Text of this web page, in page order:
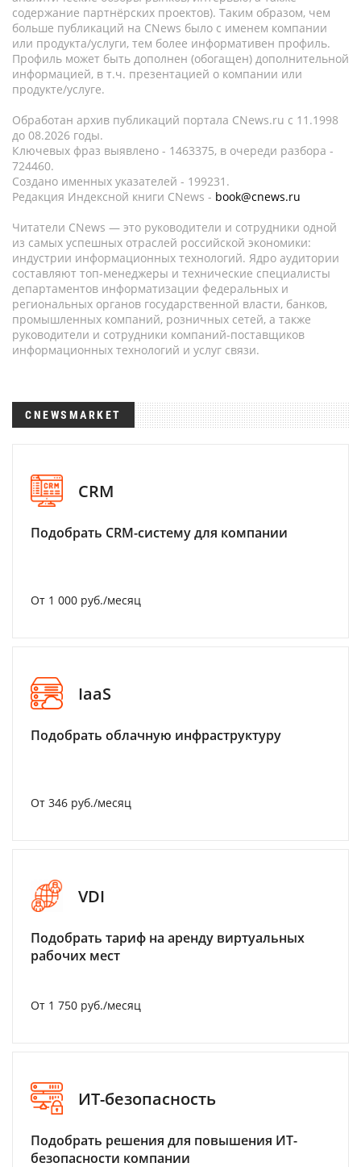
содержание партнёрских проектов). Таким образом, чем
больше публикаций на CNews было с именем компании
или продукта/услуги, тем более информативен профиль.
Профиль может быть дополнен (обогащен) дополнительной
информацией, в т.ч. презентацией о компании или
продукте/услуге.
Обработан архив публикаций портала CNews.ru c 11.1998
до 08.2026 годы.
Ключевых фраз выявлено - 1463375, в очереди разбора -
724460.
Создано именных указателей - 199231.
Редакция Индексной книги CNews - book@cnews.ru
Читатели CNews — это руководители и сотрудники одной
из самых успешных отраслей российской экономики:
индустрии информационных технологий. Ядро аудитории
составляют топ-менеджеры и технические специалисты
департаментов информатизации федеральных и
региональных органов государственной власти, банков,
промышленных компаний, розничных сетей, а также
руководители и сотрудники компаний-поставщиков
информационных технологий и услуг связи.
CNEWSMARKET
CRM
Подобрать CRM-систему для компании
От 1 000 руб./месяц
IaaS
Подобрать облачную инфраструктуру
От 346 руб./месяц
VDI
Подобрать тариф на аренду виртуальных
рабочих мест
От 1 750 руб./месяц
ИТ-безопасность
Подобрать решения для повышения ИТ-
безопасности компании